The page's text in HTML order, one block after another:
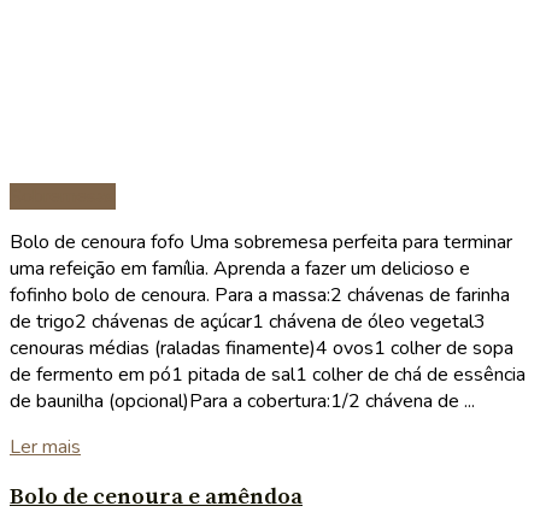
Bolo de cenoura fofo Uma sobremesa perfeita para terminar
uma refeição em família. Aprenda a fazer um delicioso e
fofinho bolo de cenoura. Para a massa:2 chávenas de farinha
de trigo2 chávenas de açúcar1 chávena de óleo vegetal3
cenouras médias (raladas finamente)4 ovos1 colher de sopa
de fermento em pó1 pitada de sal1 colher de chá de essência
de baunilha (opcional)Para a cobertura:1/2 chávena de ...
Ler mais
Bolo de cenoura e amêndoa